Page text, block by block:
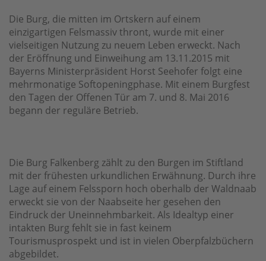
Die Burg, die mitten im Ortskern auf einem
einzigartigen Felsmassiv thront, wurde mit einer
vielseitigen Nutzung zu neuem Leben erweckt. Nach
der Eröffnung und Einweihung am 13.11.2015 mit
Bayerns Ministerpräsident Horst Seehofer folgt eine
mehrmonatige Softopeningphase. Mit einem Burgfest
den Tagen der Offenen Tür am 7. und 8. Mai 2016
begann der reguläre Betrieb.
Die Burg Falkenberg zählt zu den Burgen im Stiftland
mit der frühesten urkundlichen Erwähnung. Durch ihre
Lage auf einem Felssporn hoch oberhalb der Waldnaab
erweckt sie von der Naabseite her gesehen den
Eindruck der Uneinnehmbarkeit. Als Idealtyp einer
intakten Burg fehlt sie in fast keinem
Tourismusprospekt und ist in vielen Oberpfalzbüchern
abgebildet.